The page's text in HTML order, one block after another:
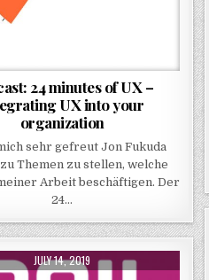
24 minutes of UX –
UX into your
organization
sehr gefreut Jon Fukuda
Themen zu stellen, welche
Arbeit beschäftigen. Der
24…
PUBLISHED DATE:
JULY 14, 2019